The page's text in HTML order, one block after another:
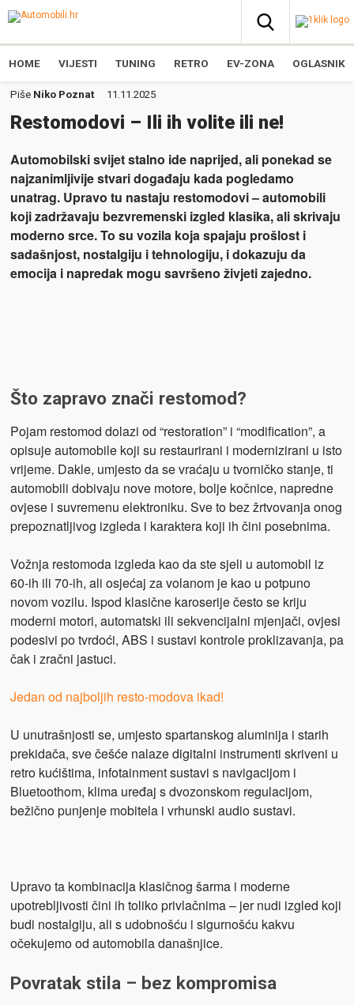
HOME VIJESTI TUNING RETRO EV-ZONA OGLASNIK
Piše Niko Poznat 11.11.2025
Restomodovi – Ili ih volite ili ne!
Automobilski svijet stalno ide naprijed, ali ponekad se
najzanimljivije stvari događaju kada pogledamo
unatrag. Upravo tu nastaju restomodovi – automobili
koji zadržavaju bezvremenski izgled klasika, ali skrivaju
moderno srce. To su vozila koja spajaju prošlost i
sadašnjost, nostalgiju i tehnologiju, i dokazuju da
emocija i napredak mogu savršeno živjeti zajedno.
Što zapravo znači restomod?
Pojam restomod dolazi od “restoration” i “modification”, a
opisuje automobile koji su restaurirani i modernizirani u isto
vrijeme. Dakle, umjesto da se vraćaju u tvorničko stanje, ti
automobili dobivaju nove motore, bolje kočnice, napredne
ovjese i suvremenu elektroniku. Sve to bez žrtvovanja onog
prepoznatljivog izgleda i karaktera koji ih čini posebnima.
Vožnja restomoda izgleda kao da ste sjeli u automobil iz
60-ih ili 70-ih, ali osjećaj za volanom je kao u potpuno
novom vozilu. Ispod klasične karoserije često se kriju
moderni motori, automatski ili sekvencijalni mjenjači, ovjesi
podesivi po tvrdoći, ABS i sustavi kontrole proklizavanja, pa
čak i zračni jastuci.
Jedan od najboljih resto-modova ikad!
U unutrašnjosti se, umjesto spartanskog aluminija i starih
prekidača, sve češće nalaze digitalni instrumenti skriveni u
retro kućištima, infotainment sustavi s navigacijom i
Bluetoothom, klima uređaj s dvozonskom regulacijom,
bežično punjenje mobitela i vrhunski audio sustavi.
Upravo ta kombinacija klasičnog šarma i moderne
upotrebljivosti čini ih toliko privlačnima – jer nudi izgled koji
budi nostalgiju, ali s udobnošću i sigurnošću kakvu
očekujemo od automobila današnjice.
Povratak stila – bez kompromisa